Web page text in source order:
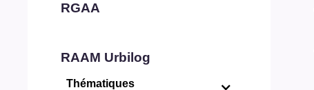
RGAA
RAAM Urbilog
Thématiques